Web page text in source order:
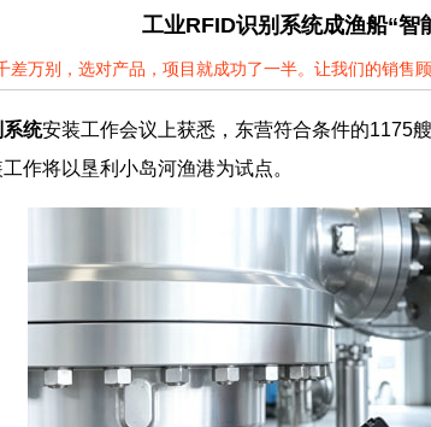
工业RFID识别系统成渔船“智
差万别，选对产品，项目就成功了一半。让我们的销售
系统安装工作会议上获悉，东营符合条件的1175
作将以垦利小岛河渔港为试点。